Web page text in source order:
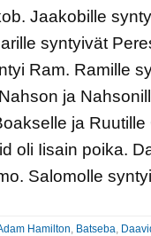
Jaakobille
syntyivät
Ram. Ramille
ja
ja
oli Iisain poika.
Salomolle
Hamilton Batseba